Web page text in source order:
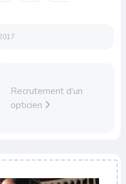
Recrutement d’un
opticien